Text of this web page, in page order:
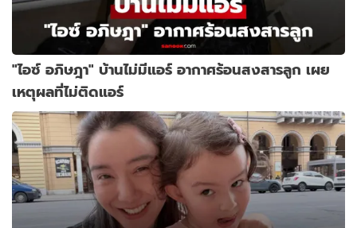
"ไอซ์ อภิษฎา" บ้านไม่มีแอร์ อากาศร้อนสงสารลูก เผย
เหตุผลที่ไม่ติดแอร์